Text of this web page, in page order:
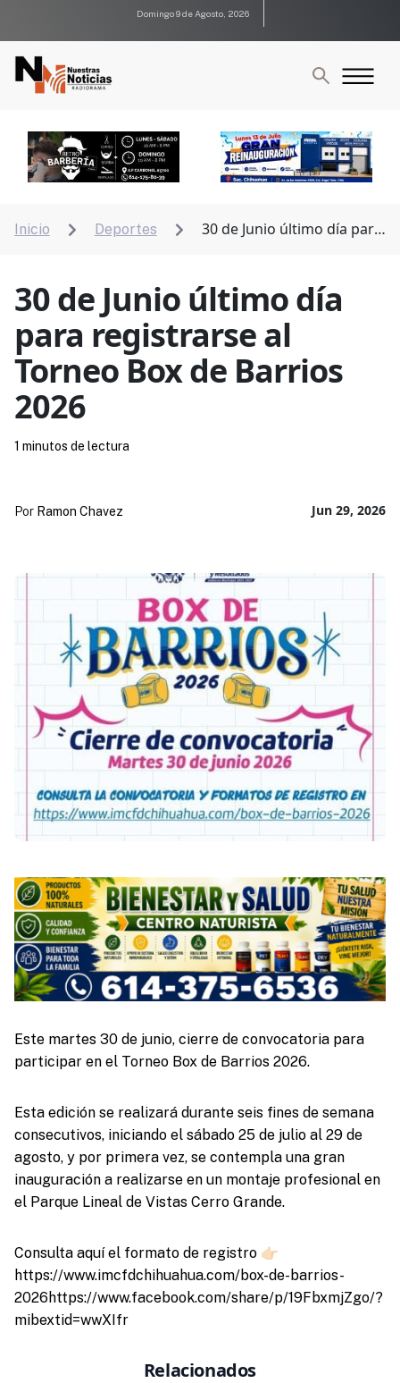
Domingo 9 de Agosto, 2026
Inicio  Deportes 
30 de Junio último día para
30 de Junio último día
para registrarse al
Torneo Box de Barrios
2026
Jun 29, 2026
Por Ramon Chavez
1 minutos de lectura
Este martes 30 de junio, cierre de convocatoria para
participar en el Torneo Box de Barrios 2026.
Esta edición se realizará durante seis fines de semana
consecutivos, iniciando el sábado 25 de julio al 29 de
agosto, y por primera vez, se contempla una gran
inauguración a realizarse en un montaje profesional en
el Parque Lineal de Vistas Cerro Grande.
Consulta aquí el formato de registro 👉🏻
https://www.imcfdchihuahua.com/box-de-barrios-
2026https://www.facebook.com/share/p/19FbxmjZgo/?
mibextid=wwXIfr
Relacionados